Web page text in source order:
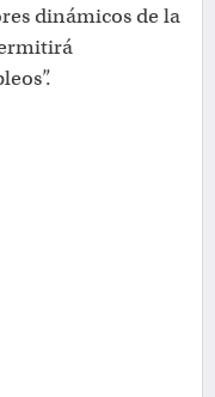
dinámicos de la